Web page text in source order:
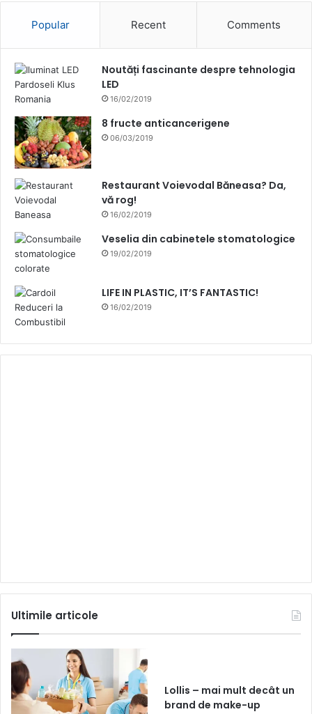
Popular Recent Comments
Noutăți fascinante despre tehnologia
LED
16/02/2019
8 fructe anticancerigene
06/03/2019
Restaurant Voievodal Băneasa? Da,
vă rog!
16/02/2019
Veselia din cabinetele stomatologice
19/02/2019
LIFE IN PLASTIC, IT’S FANTASTIC!
16/02/2019
Ultimile articole
Lollis – mai mult decât un
brand de make-up